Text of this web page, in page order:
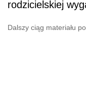
rodzicielskiej
Dalszy ciąg materiału